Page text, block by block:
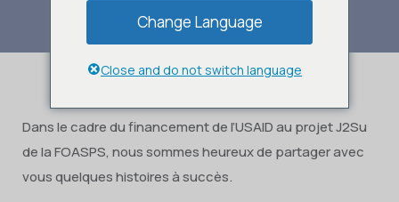
Stories
Dans le cadre du financement de l’USAID au projet J2Su
de la FOASPS, nous sommes heureux de partager avec
vous quelques histoires à succès.
Change Language
Close and do not switch language